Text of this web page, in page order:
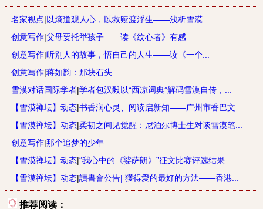
名家视点|以熵道观人心，以救赎渡浮生——浅析雪漠...
创意写作|父母要托举孩子——读《纹心者》有感
创意写作|听别人的故事，悟自己的人生——读《一个...
创意写作|蒋如韵：那块石头
雪漠对话国际学者|学者包汉毅以“西凉词典”解码雪漠自传，...
【雪漠禅坛】动态|书香润心灵、阅读启新知——广州市香巴文...
【雪漠禅坛】动态|柔韧之间见觉醒：尼泊尔博士生对谈雪漠笔...
创意写作|那个追梦的少年
【雪漠禅坛】动态|“我心中的《娑萨朗》”征文比赛评选结果...
【雪漠禅坛】动态|讀書會公告| 獲得愛的最好的方法——香港...
推荐阅读：